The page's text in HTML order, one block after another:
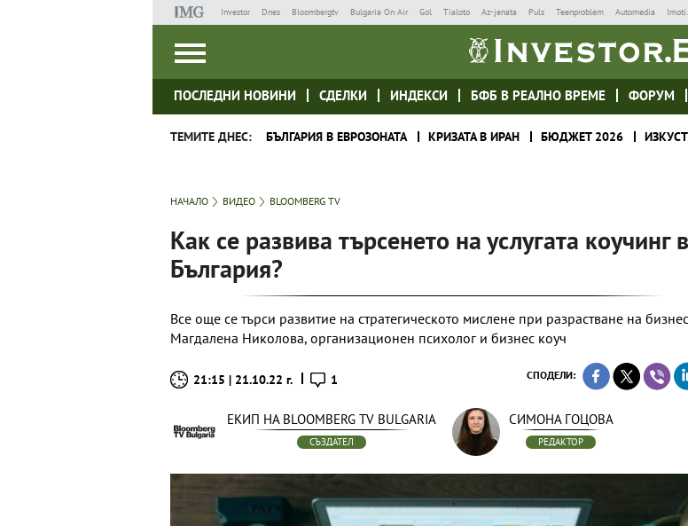
Investor Dnes Bloombergtv Bulgaria On Air Gol Tialoto Az-jenata Puls Teenproblem Automedia
ПОСЛЕДНИ НОВИНИ СДЕЛКИ ИНДЕКСИ БФБ В РЕАЛНО ВРЕМЕ ФОРУМ
ТЕМИТЕ ДНЕС: БЪЛГАРИЯ В ЕВРОЗОНАТА КРИЗАТА В ИРАН БЮДЖЕТ 2026
НАЧАЛО ВИДЕО BLOOMBERG TV
Как се развива търсенето на услугата коучинг в
България?
Все още се търси развитие на стратегическото мислене при разрастване на
Магдалена Николова, организационен психолог и бизнес коуч
21:15 | 21.10.22 г. 1 СПОДЕЛИ:
ЕКИП НА BLOOMBERG TV BULGARIA
СЪЗДАТЕЛ
СИМОНА ГОЦОВА
РЕДАКТОР